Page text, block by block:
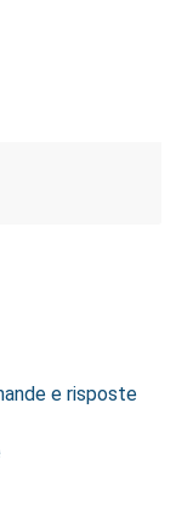
e risposte